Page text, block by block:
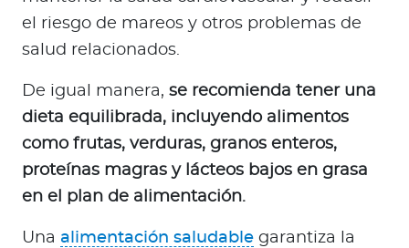
el riesgo de mareos y otros problemas de
salud relacionados.
De igual manera, se recomienda tener una
dieta equilibrada, incluyendo alimentos
como frutas, verduras, granos enteros,
proteínas magras y lácteos bajos en grasa
en el plan de alimentación.
Una alimentación saludable garantiza la